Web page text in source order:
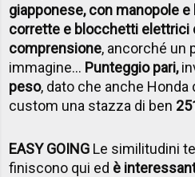
giapponese, con manopole
corrette e blocchetti elettrici
comprensione, ancorché un
immagine… Punteggio pari,
peso, dato che anche Honda
custom una stazza di ben
EASY GOING Le similitudini
finiscono qui ed è